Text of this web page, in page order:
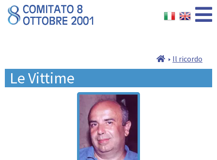
Il ricordo
Le Vittime